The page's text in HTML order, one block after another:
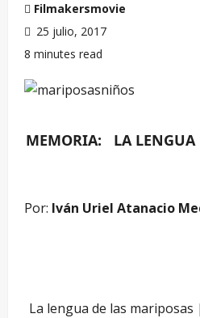
Filmakersmovie
25 julio, 2017
8 minutes read
MEMORIA: LA LENGUA
Por: Iván Uriel Atanacio
La lengua de las mariposas